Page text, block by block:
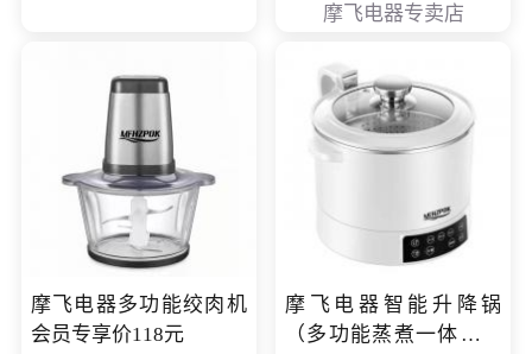
摩飞电器专卖店
摩飞电器多功能绞肉机
会员专享价118元
摩飞电器智能升降锅
（多功能蒸煮一体锅）